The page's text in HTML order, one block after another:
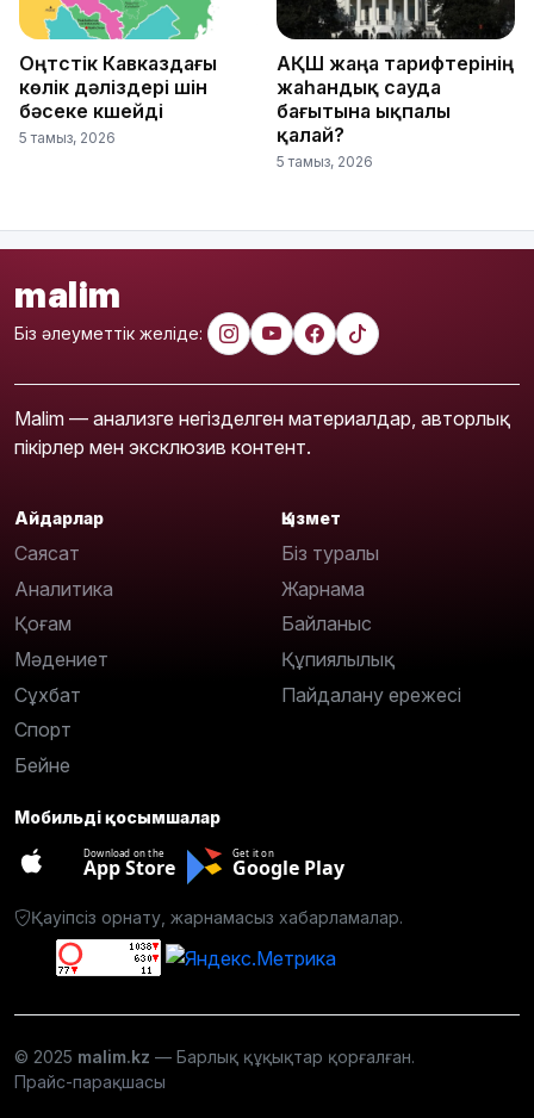
Оңтүстік Кавказдағы
көлік дәліздері үшін
бәсеке күшейді
5 тамыз, 2026
АҚШ жаңа тарифтерінің
жаһандық сауда
бағытына ықпалы
қалай?
5 тамыз, 2026
malim
Біз әлеуметтік желіде:
Malim — анализге негізделген материалдар, авторлық
пікірлер мен эксклюзив контент.
Айдарлар
Саясат
Аналитика
Қоғам
Мәдениет
Сұхбат
Спорт
Бейне
Қызмет
Біз туралы
Жарнама
Байланыс
Құпиялылық
Пайдалану ережесі
Мобильді қосымшалар
Download on the
App Store
Get it on
Google Play
Қауіпсіз орнату, жарнамасыз хабарламалар.
© 2025 malim.kz — Барлық құқықтар қорғалған.
Прайс-парақшасы